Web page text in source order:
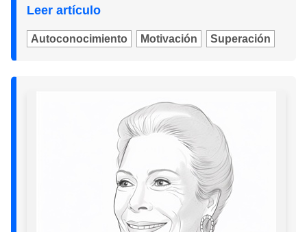
Leer artículo
Autoconocimiento Motivación Superación